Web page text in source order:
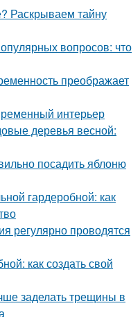
Раскрываем тайну
вопросов: что
преображает
интерьер
деревья весной:
посадить яблоню
гардеробной: как
регулярно проводятся
как создать свой
заделать трещины в